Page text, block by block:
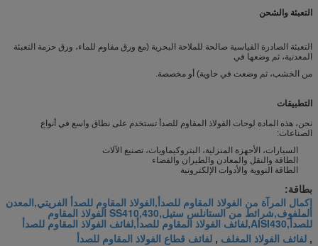
التعبئة والشحن
التعبئة الصادرة القياسية صالحة للملاحة البحرية (مع ورق مقاوم للماء، ورق حزمة التعبئة
المعدنية، ثم وضعها في
من الخشب، ثم وضعت في حاوية) أو مخصصة.
التطبيقات
نحن، هذه المادة لوحات الفولاذ المقاوم للصدأ تستخدم على نطاق واسع في أنواع
الصناعات:
السيارات، الأجهزة المنزلية، البتروكيماويات، تصنيع الآلات
الطاقة والنقل والمعادن والطيران والفضاء
الطاقة النووية والأدوات الإلكترونية
بطاقة:
إكمال المرآة من الفولاذ المقاوم للصدأ,الفولاذ المقاوم للصدأ الفريتي,المعدن
الملفوف,شرائط من الستانلس ستيل,SS410,430 الفولاذ المقاوم
للصدأ,AISI430,لفائف الفولاذ المقاوم للصدأ,لفائف الفولاذ المقاوم للصدأ
, لفائف الفولاذ المغلف , لفائف قطاع الفولاذ المقاوم للصدأ